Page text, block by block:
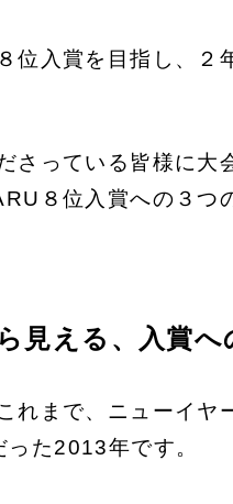
位入賞を目指し、２
さっている皆様に大
８位入賞への３
見える、入賞へ
れまで、ニューイヤ
た2013年です。